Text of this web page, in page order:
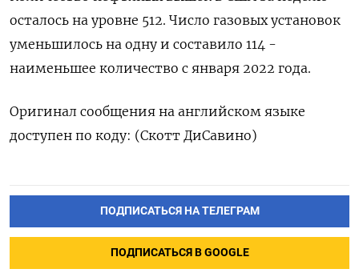
осталось на уровне 512. Число газовых установок
уменьшилось на одну и составило 114 -
наименьшее количество с января 2022 года.
Оригинал сообщения на английском языке
доступен по коду: (Скотт ДиСавино)
ПОДПИСАТЬСЯ НА ТЕЛЕГРАМ
ПОДПИСАТЬСЯ В GOOGLE